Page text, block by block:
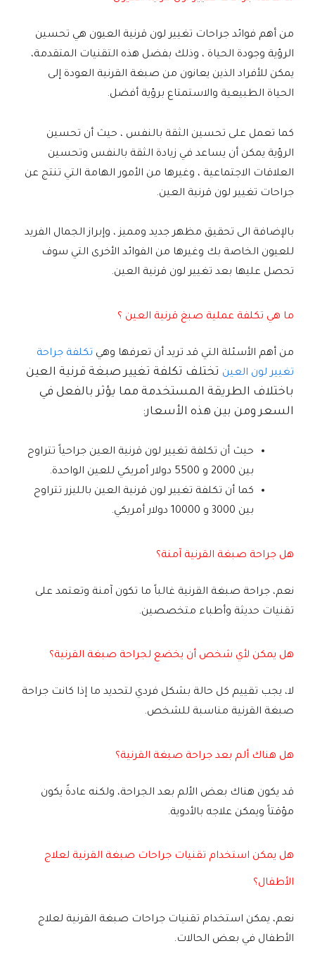
من أهم فوائد جراحات تغيير لون قرنية العيون هي تحسين
الرؤية وجودة الحياة ، وذلك بفضل هذه التقنيات المتقدمة،
يمكن للأفراد الذين يعانون من صبغة القرنية العودة إلى
الحياة الطبيعية والاستمتاع برؤية أفضل.
كما تعمل على تحسين الثقة بالنفس ، حيث أن تحسين
الرؤية يمكن أن يساعد في زيادة الثقة بالنفس وتحسين
العلاقات الاجتماعية ، وغيرها من الأمور الهامة التي تنتج عن
جراحات تغيير لون قرنية العين.
بالإضافة الى تحقيق مظهر جديد ومميز ، وإبراز الجمال الفريد
للعيون الخاصة بك وغيرها من الفوائد الأخرى التي سوف
تحصل عليها بعد تغيير لون قرنية العين.
ما هي تكلفة عملية صبغ قرنية العين ؟
من أهم الأسئلة التي قد تريد أن تعرفها وهي تكلفة جراحة
تغيير لون العين تختلف تكلفة تغيير صبغة قرنية العين
باختلاف الطريقة المستخدمة مما يؤثر بالفعل في
السعر ومن بين هذه الأسعار:
حيث أن تكلفة تغيير لون قرنية العين جراحياً تتراوح
بين 2000 و 5500 دولار أمريكي للعين الواحدة.
كما أن تكلفة تغيير لون قرنية العين بالليزر تتراوح
بين 3000 و 10000 دولار أمريكي.
هل جراحة صبغة القرنية آمنة؟
نعم، جراحة صبغة القرنية غالباً ما تكون آمنة وتعتمد على
تقنيات حديثة وأطباء متخصصين.
هل يمكن لأي شخص أن يخضع لجراحة صبغة القرنية؟
لا، يجب تقييم كل حالة بشكل فردي لتحديد ما إذا كانت جراحة
صبغة القرنية مناسبة للشخص.
هل هناك ألم بعد جراحة صبغة القرنية؟
قد يكون هناك بعض الألم بعد الجراحة، ولكنه عادةً يكون
مؤقتاً ويمكن علاجه بالأدوية.
هل يمكن استخدام تقنيات جراحات صبغة القرنية لعلاج
الأطفال؟
نعم، يمكن استخدام تقنيات جراحات صبغة القرنية لعلاج
الأطفال في بعض الحالات.